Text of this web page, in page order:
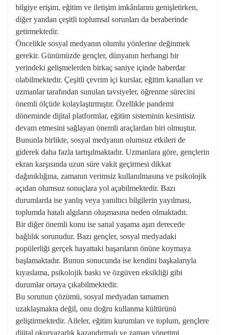
bilgiye erişim, eğitim ve iletişim imkânlarını genişletirken,
diğer yandan çeşitli toplumsal sorunları da beraberinde
getirmektedir.
Öncelikle sosyal medyanın olumlu yönlerine değinmek
gerekir. Günümüzde gençler, dünyanın herhangi bir
yerindeki gelişmelerden birkaç saniye içinde haberdar
olabilmektedir. Çeşitli çevrim içi kurslar, eğitim kanalları ve
uzmanlar tarafından sunulan tavsiyeler, öğrenme sürecini
önemli ölçüde kolaylaştırmıştır. Özellikle pandemi
döneminde dijital platformlar, eğitim sisteminin kesintisiz
devam etmesini sağlayan önemli araçlardan biri olmuştur.
Bununla birlikte, sosyal medyanın olumsuz etkileri de
giderek daha fazla tartışılmaktadır. Uzmanlara göre, gençlerin
ekran karşısında uzun süre vakit geçirmesi dikkat
dağınıklığına, zamanın verimsiz kullanılmasına ve psikolojik
açıdan olumsuz sonuçlara yol açabilmektedir. Bazı
durumlarda ise yanlış veya yanıltıcı bilgilerin yayılması,
toplumda hatalı algıların oluşmasına neden olmaktadır.
Bir diğer önemli konu ise sanal yaşama aşırı derecede
bağlılık sorunudur. Bazı gençler, sosyal medyadaki
popülerliği gerçek hayattaki başarıların önüne koymaya
başlamaktadır. Bunun sonucunda ise kendini başkalarıyla
kıyaslama, psikolojik baskı ve özgüven eksikliği gibi
durumlar ortaya çıkabilmektedir.
Bu sorunun çözümü, sosyal medyadan tamamen
uzaklaşmakta değil, onu doğru kullanma kültürünü
geliştirmektedir. Aileler, eğitim kurumları ve toplum, gençlere
dijital okuryazarlık kazandırmalı ve zaman yönetimi